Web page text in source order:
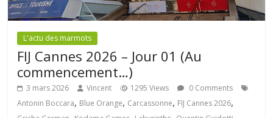
L'actu des marmots
FIJ Cannes 2026 – Jour 01 (Au
commencement…)
3 mars 2026 Vincent 1295 Views
0 Comments
Antonin Boccara, Blue Orange, Carcassonne, FIJ Cannes 2026,